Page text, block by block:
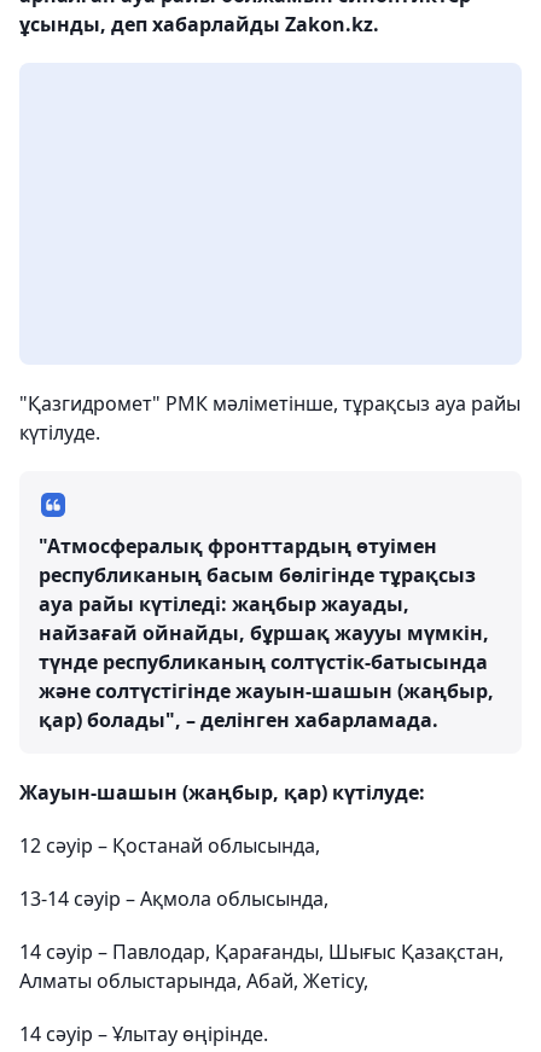
ұсынды, деп хабарлайды Zakon.kz.
"Қазгидромет" РМК мәліметінше, тұрақсыз ауа райы
күтілуде.
"Атмосфералық фронттардың өтуімен
республиканың басым бөлігінде тұрақсыз
ауа райы күтіледі: жаңбыр жауады,
найзағай ойнайды, бұршақ жаууы мүмкін,
түнде республиканың солтүстік-батысында
және солтүстігінде жауын-шашын (жаңбыр,
қар) болады", – делінген хабарламада.
Жауын-шашын (жаңбыр, қар) күтілуде:
12 сәуір – Қостанай облысында,
13-14 сәуір – Ақмола облысында,
14 сәуір – Павлодар, Қарағанды, Шығыс Қазақстан,
Алматы облыстарында, Абай, Жетісу,
14 сәуір – Ұлытау өңірінде.